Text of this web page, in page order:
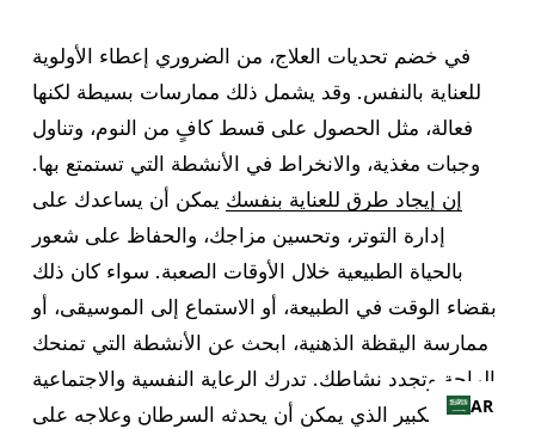
في خضم تحديات العلاج، من الضروري إعطاء الأولوية
للعناية بالنفس. وقد يشمل ذلك ممارسات بسيطة لكنها
فعالة، مثل الحصول على قسط كافٍ من النوم، وتناول
وجبات مغذية، والانخراط في الأنشطة التي تستمتع بها.
إن إيجاد طرق للعناية بنفسك يمكن أن يساعدك على
إدارة التوتر، وتحسين مزاجك، والحفاظ على شعور
بالحياة الطبيعية خلال الأوقات الصعبة. سواء كان ذلك
بقضاء الوقت في الطبيعة، أو الاستماع إلى الموسيقى، أو
ممارسة اليقظة الذهنية، ابحث عن الأنشطة التي تمنحك
الراحة وتجدد نشاطك. تدرك الرعاية النفسية والاجتماعية
التأثير الكبير الذي يمكن أن يحدثه السرطان وعلاجه على
AR